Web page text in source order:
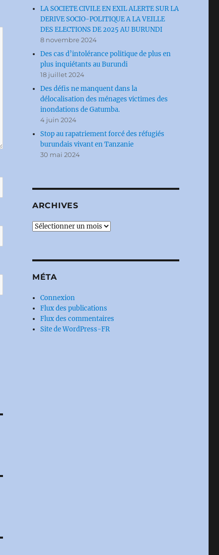
LA SOCIETE CIVILE EN EXIL ALERTE SUR LA
DERIVE SOCIO-POLITIQUE A LA VEILLE
DES ELECTIONS DE 2025 AU BURUNDI
8 novembre 2024
Des cas d’intolérance politique de plus en
plus inquiétants au Burundi
18 juillet 2024
Des défis ne manquent dans la
délocalisation des ménages victimes des
inondations de Gatumba.
4 juin 2024
Stop au rapatriement forcé des réfugiés
burundais vivant en Tanzanie
30 mai 2024
ARCHIVES
Archives
MÉTA
Connexion
Flux des publications
Flux des commentaires
Site de WordPress-FR